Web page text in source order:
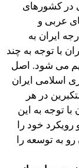
در کشورهای
عربی و
ایران به
با توجه به چند
از جمله اصل «۱۵۴» تنظیم می شود. اصل
اسلامی ایران
در هر
توجه به این
خود را
به توسعه را